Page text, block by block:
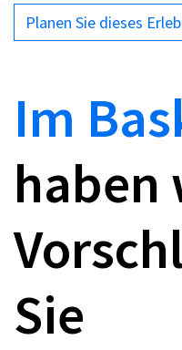
Planen Sie dieses
Im
haben
Sie